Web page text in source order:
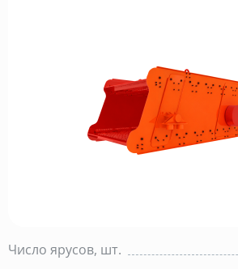
Число ярусов, шт.